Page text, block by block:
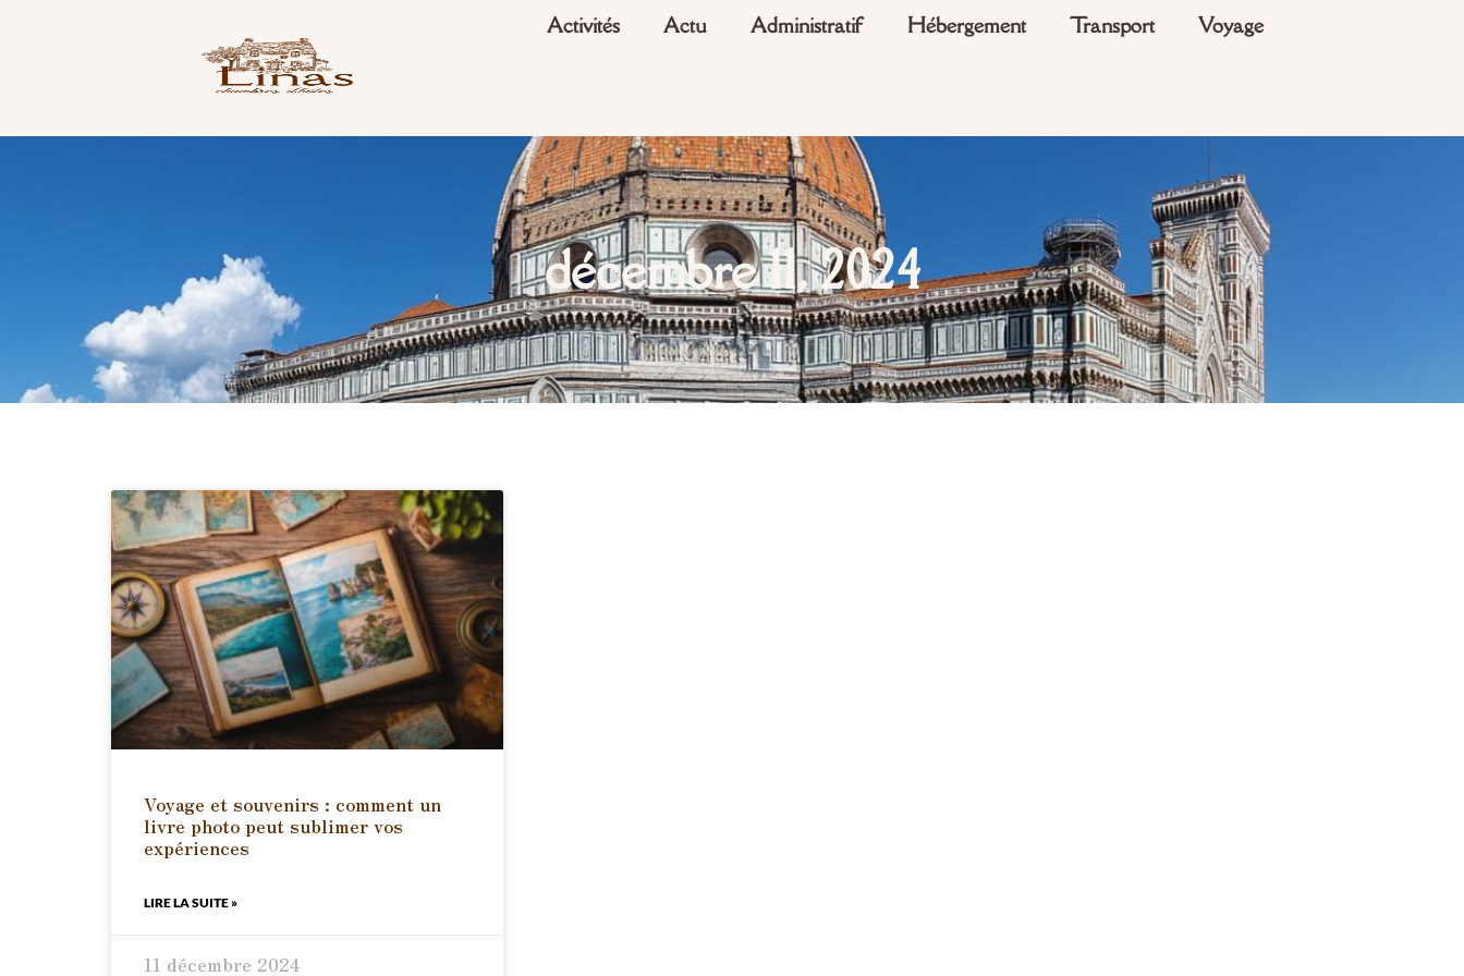
Activités Actu Administratif Hébergement Transport Voyage
décembre 11, 2024
Voyage et souvenirs : comment un
livre photo peut sublimer vos
expériences
LIRE LA SUITE »
11 décembre 2024